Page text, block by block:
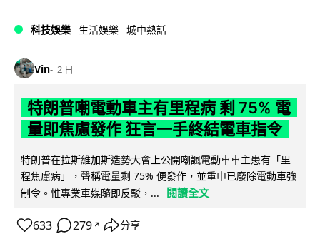
科技娛樂 生活娛樂 城中熱話
Vin 2 日
特朗普嘲電動車主有里程病 剩 75% 電
量即焦慮發作 狂言一手終結電車指令
特朗普在拉斯維加斯造勢大會上公開嘲諷電動車車主患有「里
程焦慮病」，聲稱電量剩 75% 便發作，並重申已廢除電動車強
制令。惟專業車媒隨即反駁，...
閱讀全文
633 279 ↗ 分享